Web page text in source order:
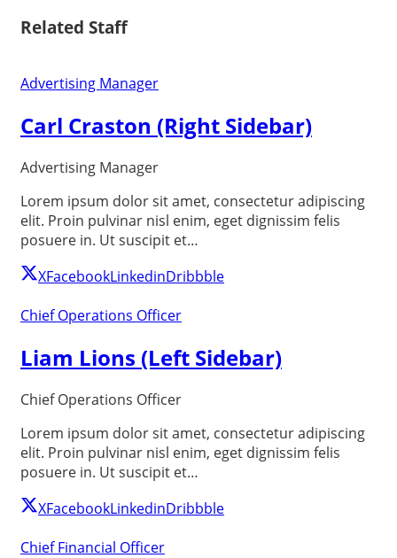
Related Staff
Advertising Manager
Carl Craston (Right Sidebar)
Advertising Manager
Lorem ipsum dolor sit amet, consectetur adipiscing
elit. Proin pulvinar nisl enim, eget dignissim felis
posuere in. Ut suscipit et…
XFacebookLinkedinDribbble
Chief Operations Officer
Liam Lions (Left Sidebar)
Chief Operations Officer
Lorem ipsum dolor sit amet, consectetur adipiscing
elit. Proin pulvinar nisl enim, eget dignissim felis
posuere in. Ut suscipit et…
XFacebookLinkedinDribbble
Chief Financial Officer